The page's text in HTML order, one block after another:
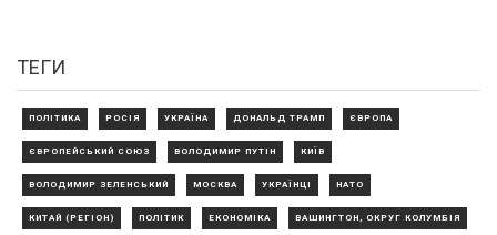
ТЕГИ
ПОЛІТИКА РОСІЯ УКРАЇНА ДОНАЛЬД ТРАМП ЄВРОПА
ЄВРОПЕЙСЬКИЙ СОЮЗ ВОЛОДИМИР ПУТІН КИЇВ
ВОЛОДИМИР ЗЕЛЕНСЬКИЙ МОСКВА УКРАЇНЦІ НАТО
КИТАЙ (РЕГІОН) ПОЛІТИК ЕКОНОМІКА ВАШИНГТОН, ОКРУГ КОЛУМБІЯ